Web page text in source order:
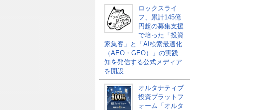
ロックスライ
フ、累計145億
円超の募集支援
で培った「投資
家集客」と「AI検索最適化
（AEO・GEO）」の実践
知を発信する公式メディア
を開設
オルタナティブ
投資プラットフ
ォーム「オルタ